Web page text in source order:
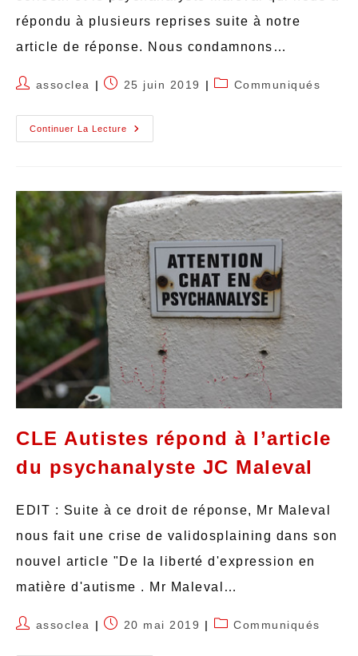
répondu à plusieurs reprises suite à notre
article de réponse. Nous condamnons…
assoclea 25 juin 2019 Communiqués
Continuer La Lecture
CLE Autistes répond à l’article
du psychanalyste JC Maleval
EDIT : Suite à ce droit de réponse, Mr Maleval
nous fait une crise de validosplaining dans son
nouvel article "De la liberté d'expression en
matière d'autisme . Mr Maleval…
assoclea 20 mai 2019 Communiqués